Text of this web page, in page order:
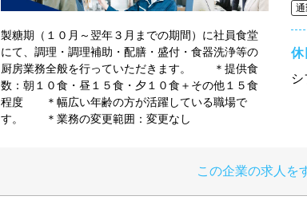
製糖期（１０月～翌年３月までの期間）に社員食堂
にて、調理・調理補助・配膳・盛付・食器洗浄等の
厨房業務全般を行っていただきます。 ＊提供食
数：朝１０食・昼１５食・夕１０食＋その他１５食
程度 ＊幅広い年齢の方が活躍している職場で
す。 ＊業務の変更範囲：変更なし
通
休
シ
この企業の求人を